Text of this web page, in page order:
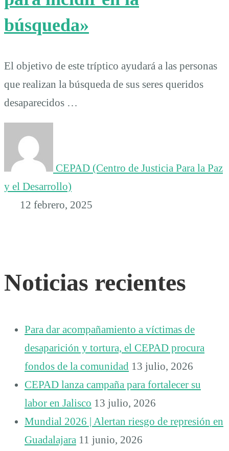
búsqueda»
El objetivo de este tríptico ayudará a las personas
que realizan la búsqueda de sus seres queridos
desaparecidos …
CEPAD (Centro de Justicia Para la Paz
y el Desarrollo)
12 febrero, 2025
Noticias recientes
Para dar acompañamiento a víctimas de
desaparición y tortura, el CEPAD procura
fondos de la comunidad 13 julio, 2026
CEPAD lanza campaña para fortalecer su
labor en Jalisco 13 julio, 2026
Mundial 2026 | Alertan riesgo de represión en
Guadalajara 11 junio, 2026